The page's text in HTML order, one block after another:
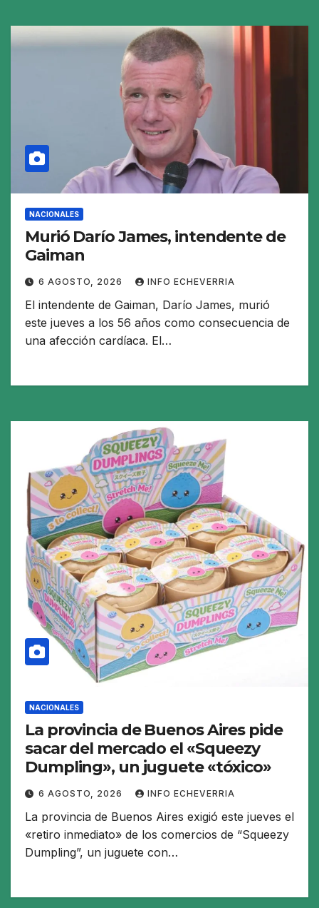
NACIONALES
Murió Darío James, intendente de
Gaiman
6 AGOSTO, 2026 INFO ECHEVERRIA
El intendente de Gaiman, Darío James, murió
este jueves a los 56 años como consecuencia de
una afección cardíaca. El…
NACIONALES
La provincia de Buenos Aires pide
sacar del mercado el «Squeezy
Dumpling», un juguete «tóxico»
6 AGOSTO, 2026 INFO ECHEVERRIA
La provincia de Buenos Aires exigió este jueves el
«retiro inmediato» de los comercios de “Squeezy
Dumpling”, un juguete con…